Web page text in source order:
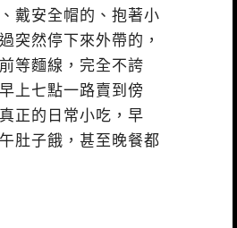
戴安全帽的、抱著小
突然停下來外帶的，
等麵線，完全不誇
上七點一路賣到傍
正的日常小吃，早
肚子餓，甚至晚餐都